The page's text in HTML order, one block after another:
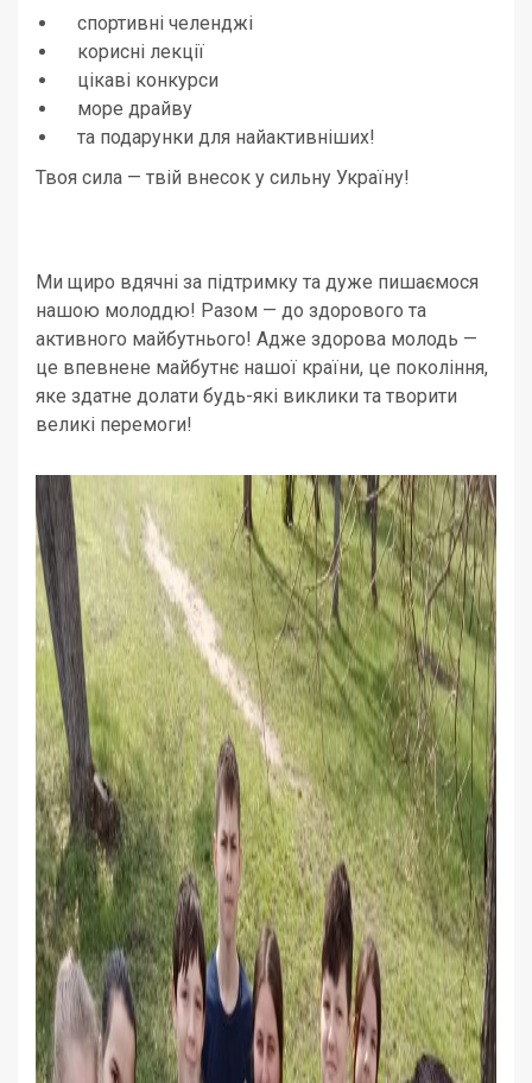
спортивні челенджі‍
корисні лекції
цікаві конкурси
море драйву
та подарунки для найактивніших!
Твоя сила — твій внесок у сильну Україну!
Ми щиро вдячні за підтримку та дуже пишаємося
нашою молоддю! Разом — до здорового та
активного майбутнього! Адже здорова молодь —
це впевнене майбутнє нашої країни, це покоління,
яке здатне долати будь-які виклики та творити
великі перемоги!